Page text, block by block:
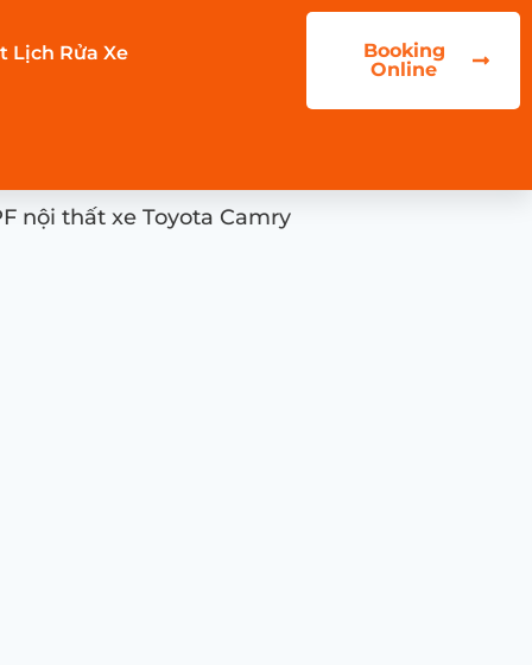
Lịch Rửa Xe
Booking
Online
nội thất xe Toyota Camry